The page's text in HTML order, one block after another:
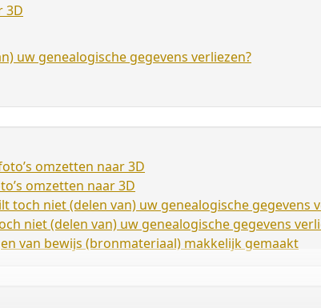
3D
uw genealogische gegevens verliezen?
omzetten naar 3D
omzetten naar 3D
toch niet (delen van) uw genealogische gegevens
niet (delen van) uw genealogische gegevens
van bewijs (bronmateriaal) makkelijk gemaakt